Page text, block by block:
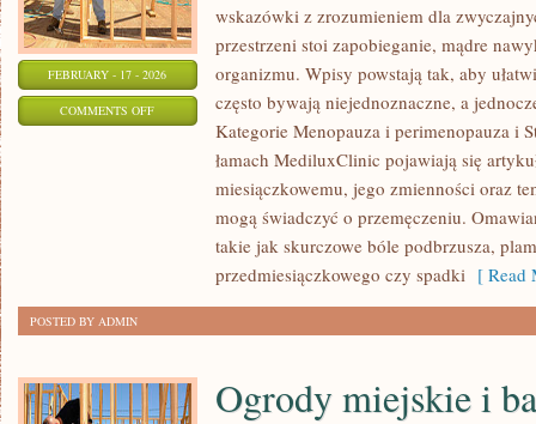
FEBRUARY - 17 - 2026
COMMENTS OFFON
wskazówki z zrozumieniem dla
przestrzeni stoi zapobieganie, mądre
organizmu. Wpisy powstają tak, aby
często bywają niejednoznaczne, a
Kategorie Menopauza i perimenopauza i
łamach MediluxClinic pojawiają się
miesiączkowemu, jego zmienności oraz
mogą świadczyć o przemęczeniu.
takie jak skurczowe bóle podbrzusza,
przedmiesiączkowego czy spadki [ Read
POSTED BY ADMIN
Ogrody miejskie i